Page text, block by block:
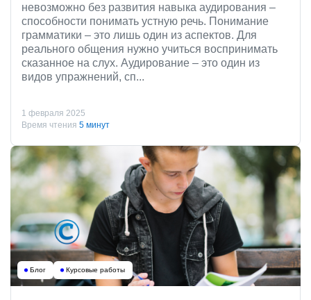
невозможно без развития навыка аудирования –
способности понимать устную речь. Понимание
грамматики – это лишь один из аспектов. Для
реального общения нужно учиться воспринимать
сказанное на слух. Аудирование – это один из
видов упражнений, сп...
1 февраля 2025
Время чтения 5 минут
Блог Курсовые работы